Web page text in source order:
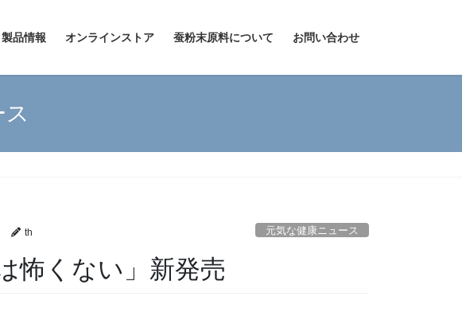
製品情報 オンラインストア 蚕粉末原料について お問い合わせ
th 元気な健康ニュース
怖くない」新発売